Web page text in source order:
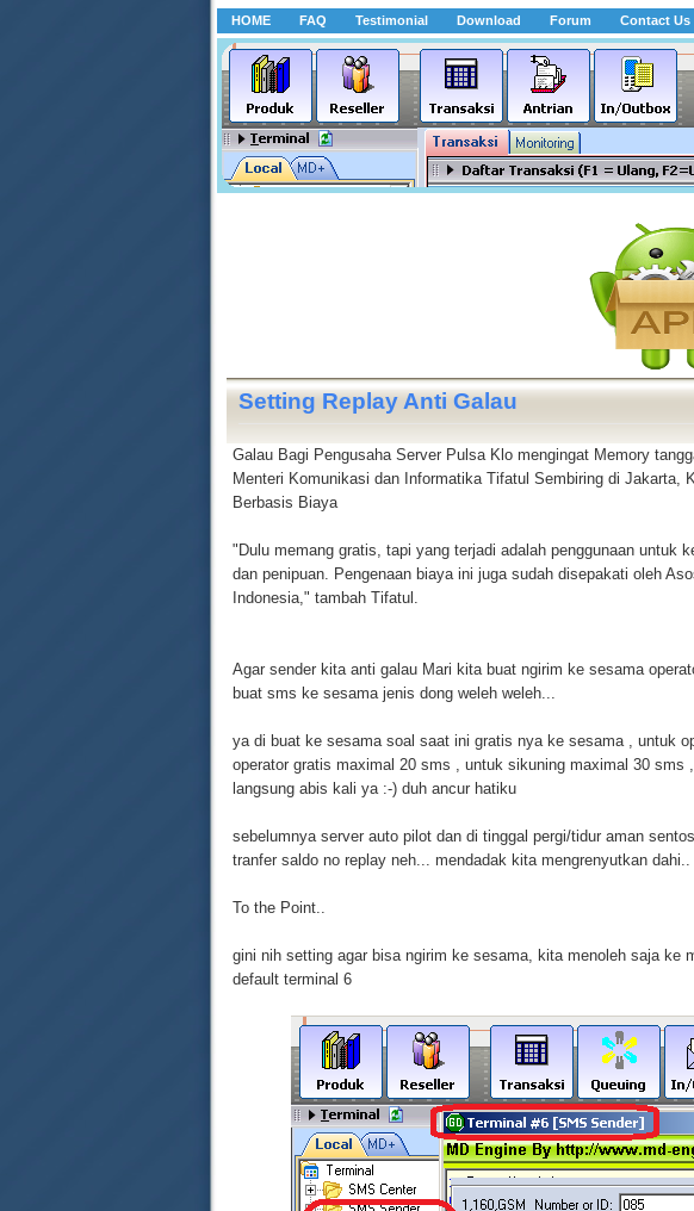
HOME FAQ Testimonial Download Forum Contact Us
Setting Replay Anti Galau
Galau Bagi Pengusaha Server Pulsa Klo mengingat Memory
Menteri Komunikasi dan Informatika Tifatul Sembiring di Jakarta,
Berbasis Biaya
"Dulu memang gratis, tapi yang terjadi adalah penggunaan untuk
dan penipuan. Pengenaan biaya ini juga sudah disepakati oleh
Indonesia," tambah Tifatul.
Agar sender kita anti galau Mari kita buat ngirim ke sesama
buat sms ke sesama jenis dong weleh weleh...
ya di buat ke sesama soal saat ini gratis nya ke sesama , untuk
operator gratis maximal 20 sms , untuk sikuning maximal 30 sms
langsung abis kali ya :-) duh ancur hatiku
sebelumnya server auto pilot dan di tinggal pergi/tidur aman
tranfer saldo no replay neh... mendadak kita mengrenyutkan
To the Point..
gini nih setting agar bisa ngirim ke sesama, kita menoleh saja ke
default terminal 6